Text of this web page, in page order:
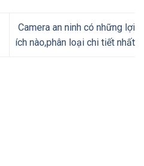
Camera an ninh có những lợi
ích nào,phân loại chi tiết nhất